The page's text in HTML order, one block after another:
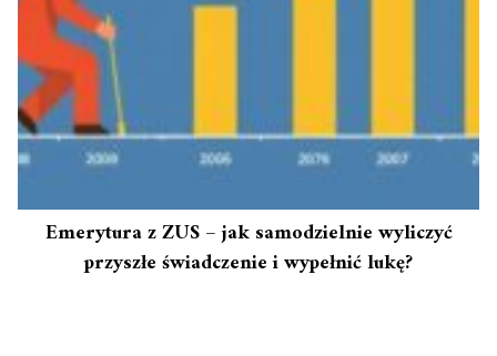
Emerytura z ZUS – jak samodzielnie wyliczyć
przyszłe świadczenie i wypełnić lukę?